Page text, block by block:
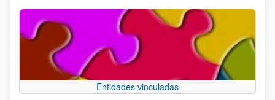
Entidades vinculadas